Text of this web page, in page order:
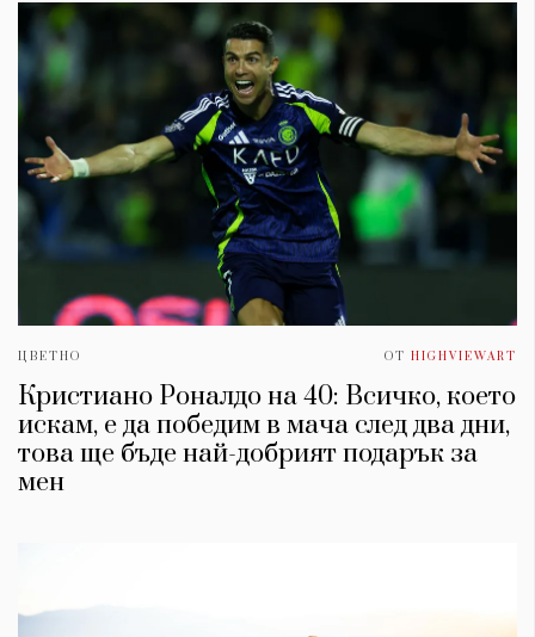
ЦВЕТНО ОТ HIGHVIEWART
Кристиано Роналдо на 40: Всичко, което
искам, е да победим в мача след два дни,
това ще бъде най-добрият подарък за
мен